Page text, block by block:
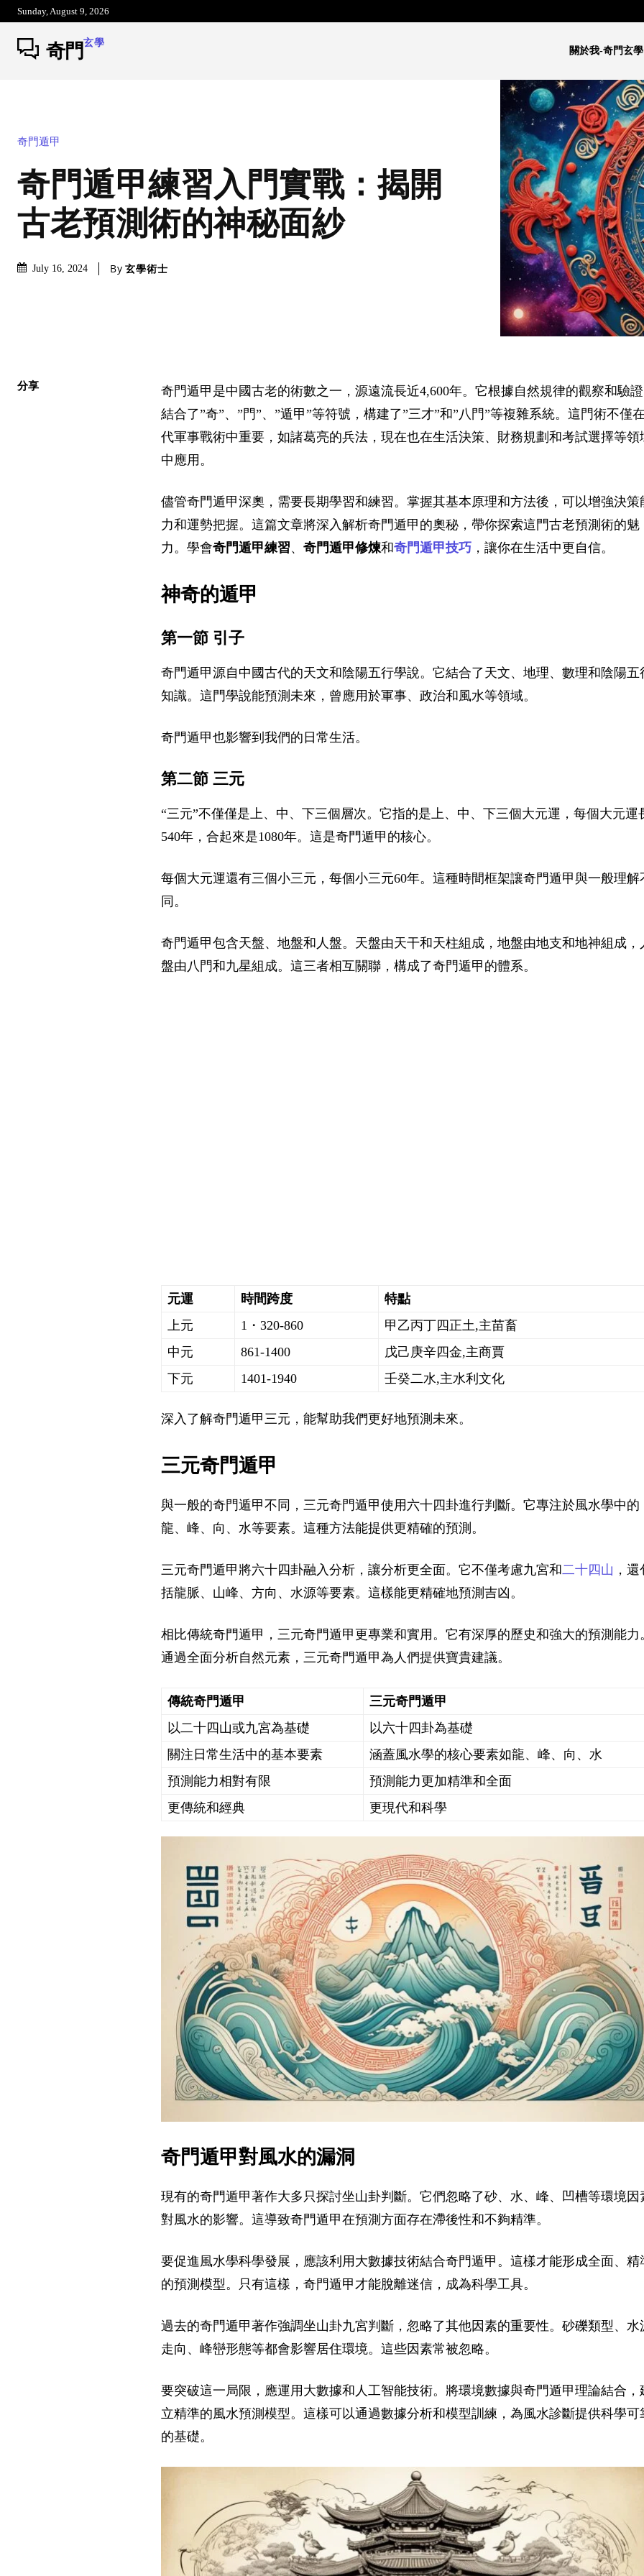
Sunday, August 9, 2026
奇門 玄學
關於我-奇門玄學
奇門遁甲
奇門遁甲練習入門實戰：揭開
古老預測術的神秘面紗
July 16, 2024 By 玄學術士
分享
奇門遁甲是中國古老的術數之一，源遠流長近4,600年。它根據自然規律的觀察和驗
結合了”奇”、”門”、”遁甲”等符號，構建了”三才”和”八門”等複雜系統。這門術不僅
代軍事戰術中重要，如諸葛亮的兵法，現在也在生活決策、財務規劃和考試選擇等領
中應用。
儘管奇門遁甲深奧，需要長期學習和練習。掌握其基本原理和方法後，可以增強決策
力和運勢把握。這篇文章將深入解析奇門遁甲的奧秘，帶你探索這門古老預測術的魅
力。學會奇門遁甲練習、奇門遁甲修煉和奇門遁甲技巧 ，讓你在生活中更自信。
神奇的遁甲
第一節 引子
奇門遁甲源自中國古代的天文和陰陽五行學說。它結合了天文、地理、數理和陰陽五
知識。這門學說能預測未來，曾應用於軍事、政治和風水等領域。
奇門遁甲也影響到我們的日常生活。
第二節 三元
“三元”不僅僅是上、中、下三個層次。它指的是上、中、下三個大元運，每個大元運
540年，合起來是1080年。這是奇門遁甲的核心。
每個大元運還有三個小三元，每個小三元60年。這種時間框架讓奇門遁甲與一般理解
同。
奇門遁甲包含天盤、地盤和人盤。天盤由天干和天柱組成，地盤由地支和地神組成，
盤由八門和九星組成。這三者相互關聯，構成了奇門遁甲的體系。
元運 時間跨度
特點
上元
1・320-860
甲乙丙丁四正土,主苗畜
中元
861-1400
戊己庚辛四金,主商賈
下元
1401-1940 壬癸二水,主水利文化
深入了解奇門遁甲三元，能幫助我們更好地預測未來。
三元奇門遁甲
與一般的奇門遁甲不同，三元奇門遁甲使用六十四卦進行判斷。它專注於風水學中的
龍、峰、向、水等要素。這種方法能提供更精確的預測。
三元奇門遁甲將六十四卦融入分析，讓分析更全面。它不僅考慮九宮和二十四山 ，
括龍脈、山峰、方向、水源等要素。這樣能更精確地預測吉凶。
相比傳統奇門遁甲 ，三元奇門遁甲更專業和實用。它有深厚的歷史和強大的預測能力
通過全面分析自然元素，三元奇門遁甲為人們提供寶貴建議。
傳統奇門遁甲
三元奇門遁甲
以二十四山或九宮為基礎
以六十四卦為基礎
關注日常生活中的基本要素
涵蓋風水學的核心要素如龍、峰、向、水
預測能力相對有限
預測能力更加精準和全面
更傳統和經典
更現代和科學
奇門遁甲對風水的漏洞
現有的奇門遁甲著作大多只探討坐山卦判斷。它們忽略了砂、水、峰、凹槽等環境因
對風水的影響。這導致奇門遁甲在預測方面存在滯後性和不夠精準。
要促進風水學科學發展，應該利用大數據技術結合奇門遁甲。這樣才能形成全面、精
的預測模型。只有這樣，奇門遁甲才能脫離迷信，成為科學工具。
過去的奇門遁甲著作強調坐山卦九宮判斷，忽略了其他因素的重要性。砂礫類型、水
走向、峰巒形態等都會影響居住環境。這些因素常被忽略。
要突破這一局限，應運用大數據和人工智能技術。將環境數據與奇門遁甲理論結合，
立精準的風水預測模型。這樣可以通過數據分析和模型訓練，為風水診斷提供科學可
的基礎。